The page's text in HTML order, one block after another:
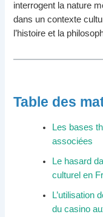
interrogent la nature
dans un contexte
l’histoire et la
Table des
Les bases
associées
Le hasard
culturel en
L’utilisation
du casino